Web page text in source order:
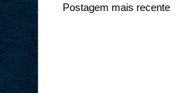
Postagem mais recente